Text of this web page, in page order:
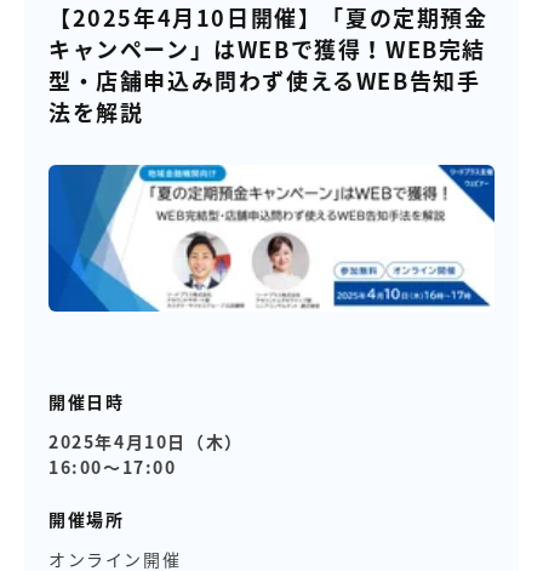
【2025年4月10日開催】「夏の定期預金
キャンペーン」はWEBで獲得！WEB完結
型・店舗申込み問わず使えるWEB告知手
法を解説
開催日時
2025年4月10日（木）
16:00～17:00
開催場所
オンライン開催